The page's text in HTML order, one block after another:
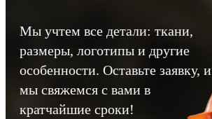
Мы учтем все детали: ткани,
размеры, логотипы и другие
особенности. Оставьте заявку, и
мы свяжемся с вами в
кратчайшие сроки!